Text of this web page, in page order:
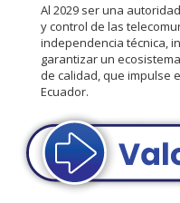
Al 2029 ser una
y control de las
independencia técnica,
garantizar un
de calidad, que impulse
Ecuador.